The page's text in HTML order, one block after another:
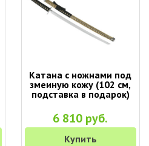
Катана с ножнами под
змеиную кожу (102 см,
подставка в подарок)
6 810 руб.
Купить